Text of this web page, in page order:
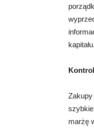
kapitału.
marżę